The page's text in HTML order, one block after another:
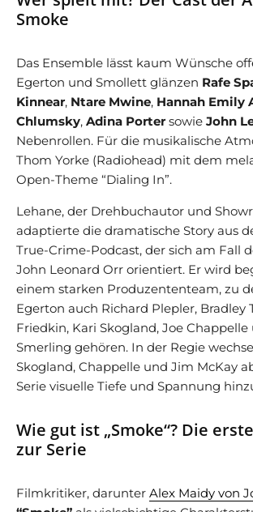
Smoke
Das Ensemble lässt kaum Wünsche
Egerton und Smollett glänzen Rafe
Kinnear, Ntare Mwine, Hannah Emily
Chlumsky, Adina Porter sowie John
Nebenrollen. Für die musikalische
Thom Yorke (Radiohead) mit dem
Open-Theme “Dialing In”.
Lehane, der Drehbuchautor und
adaptierte die dramatische Story aus
True-Crime-Podcast, der sich am Fall
John Leonard Orr orientiert. Er wird
einem starken Produzententeam, zu
Egerton auch Richard Plepler, Bradley
Friedkin, Kari Skogland, Joe Chappelle
Smerling gehören. In der Regie
Skogland, Chappelle und Jim McKay
Serie visuelle Tiefe und Spannung
Wie gut ist „Smoke“? Die
zur Serie
Filmkritiker, darunter Alex Maidy von